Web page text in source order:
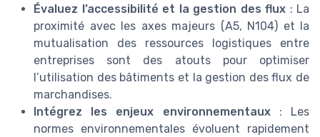
Évaluez l’accessibilité et la gestion des flux : La
proximité avec les axes majeurs (A5, N104) et la
mutualisation des ressources logistiques entre
entreprises sont des atouts pour optimiser
l’utilisation des bâtiments et la gestion des flux de
marchandises.
Intégrez les enjeux environnementaux: Les
normes environnementales évoluent rapidement